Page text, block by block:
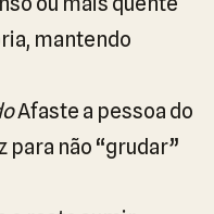
mantendo
Afaste a pessoa do
para não “grudar”